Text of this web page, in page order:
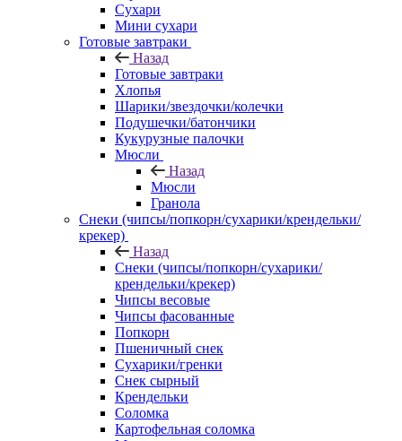
Сухари
Мини сухари
Готовые завтраки
Назад
Готовые завтраки
Хлопья
Шарики/звездочки/колечки
Подушечки/батончики
Кукурузные палочки
Мюсли
Назад
Мюсли
Гранола
Снеки (чипсы/попкорн/сухарики/крендельки/
крекер)
Назад
Снеки (чипсы/попкорн/сухарики/
крендельки/крекер)
Чипсы весовые
Чипсы фасованные
Попкорн
Пшеничный снек
Сухарики/гренки
Снек сырный
Крендельки
Соломка
Картофельная соломка